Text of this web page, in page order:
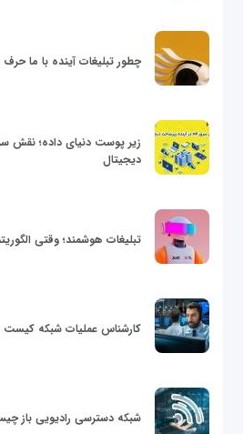
چطور تبلیغات آینده با ما
دیجیتال
تبلیغات هوشمند؛ وقتی
کارشناس عملیات شبکه کیست
شبکه دسترسی رادیویی باز